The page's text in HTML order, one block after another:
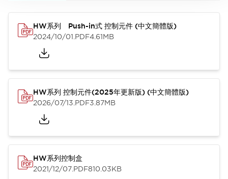
HW系列 Push-in式 控制元件 (中文簡體版)
2024/10/01.PDF4.61MB
HW系列 控制元件(2025年更新版) (中文簡體版)
2026/07/13.PDF3.87MB
HW系列控制盒
2021/12/07.PDF810.03KB